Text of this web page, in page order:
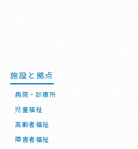
施設と拠点
病院・診療所
児童福祉
高齢者福祉
障害者福祉